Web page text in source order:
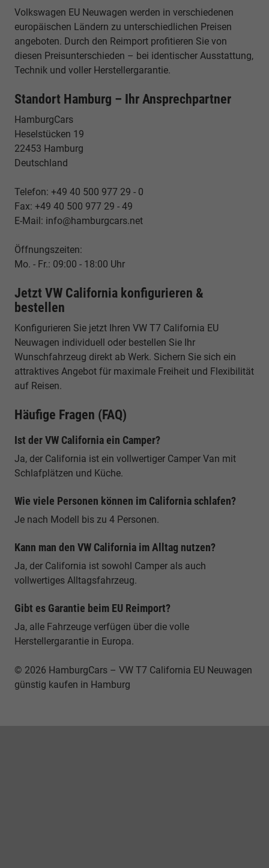
Volkswagen EU Neuwagen werden in verschiedenen
europäischen Ländern zu unterschiedlichen Preisen
angeboten. Durch den Reimport profitieren Sie von
diesen Preisunterschieden – bei identischer Ausstattung,
Technik und voller Herstellergarantie.
Standort Hamburg – Ihr Ansprechpartner
HamburgCars
Heselstücken 19
22453 Hamburg
Deutschland
Telefon: +49 40 500 977 29 - 0
Fax: +49 40 500 977 29 - 49
E-Mail: info@hamburgcars.net
Öffnungszeiten:
Mo. - Fr.: 09:00 - 18:00 Uhr
Jetzt VW California konfigurieren &
bestellen
Konfigurieren Sie jetzt Ihren VW T7 California EU
Neuwagen individuell oder bestellen Sie Ihr
Wunschfahrzeug direkt ab Werk. Sichern Sie sich ein
attraktives Angebot für maximale Freiheit und Flexibilität
auf Reisen.
Häufige Fragen (FAQ)
Ist der VW California ein Camper?
Ja, der California ist ein vollwertiger Camper Van mit
Schlafplätzen und Küche.
Wie viele Personen können im California schlafen?
Je nach Modell bis zu 4 Personen.
Kann man den VW California im Alltag nutzen?
Ja, der California ist sowohl Camper als auch
vollwertiges Alltagsfahrzeug.
Gibt es Garantie beim EU Reimport?
Ja, alle Fahrzeuge verfügen über die volle
Herstellergarantie in Europa.
© 2026 HamburgCars – VW T7 California EU Neuwagen
günstig kaufen in Hamburg